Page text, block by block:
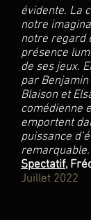
évidente. La
notre
notre regard
présence
de ses jeux.
par Benjamin
Blaison et
comédienne
emportent
puissance
remarquable.
Spectatif,
Juillet 2022